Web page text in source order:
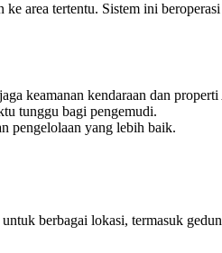
area tertentu. Sistem ini
keamanan kendaraan dan
tunggu bagi pengemudi.
pengelolaan yang lebih baik.
berbagai lokasi, termasuk